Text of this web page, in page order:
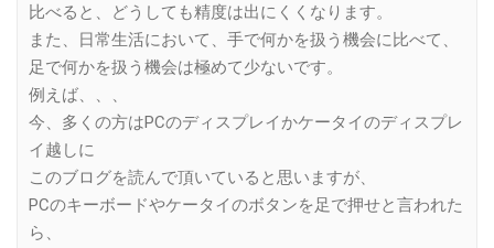
比べると、どうしても精度は出にくくなります。
また、日常生活において、手で何かを扱う機会に比べて、
足で何かを扱う機会は極めて少ないです。
例えば、、、
今、多くの方はPCのディスプレイかケータイのディスプレ
イ越しに
このブログを読んで頂いていると思いますが、
PCのキーボードやケータイのボタンを足で押せと言われた
ら、